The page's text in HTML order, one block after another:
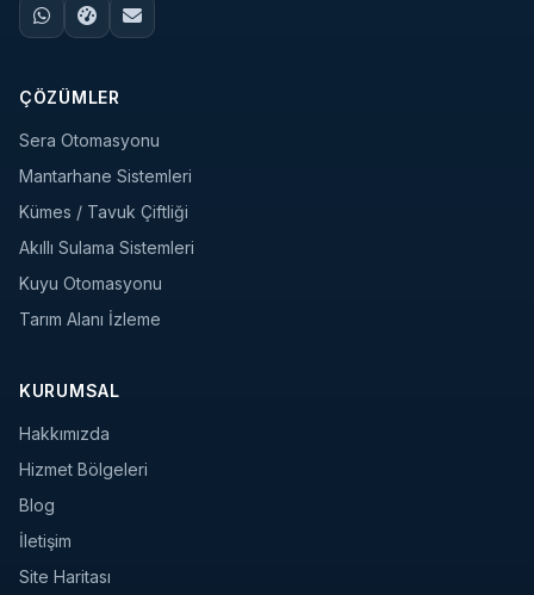
ÇÖZÜMLER
Sera Otomasyonu
Mantarhane Sistemleri
Kümes / Tavuk Çiftliği
Akıllı Sulama Sistemleri
Kuyu Otomasyonu
Tarım Alanı İzleme
KURUMSAL
Hakkımızda
Hizmet Bölgeleri
Blog
İletişim
Site Haritası